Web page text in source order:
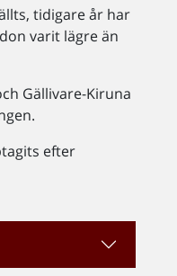
tidigare år har
varit lägre än
Gällivare-Kiruna
efter